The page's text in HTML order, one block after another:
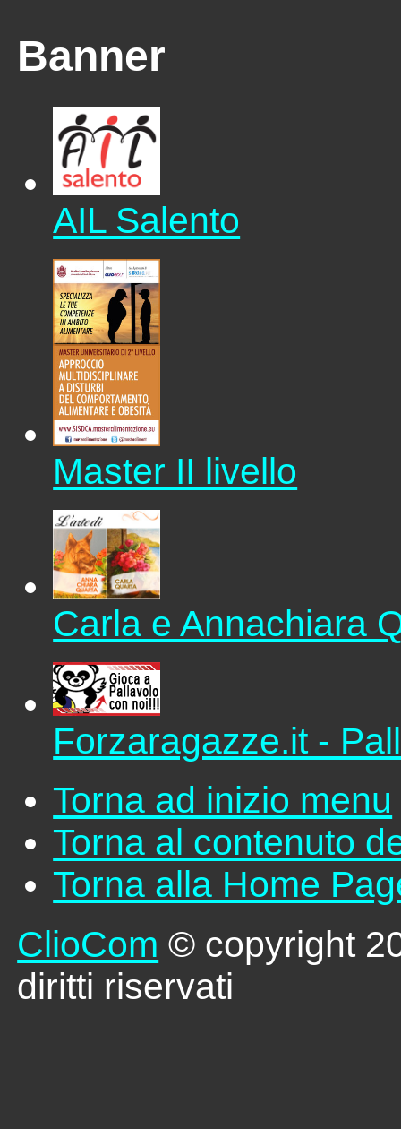
Banner
AIL Salento
Master II livello
Carla e Annachiara
Forzaragazze.it -
Torna ad inizio menu
Torna al contenuto
Torna alla Home
ClioCom © copyright
diritti riservati